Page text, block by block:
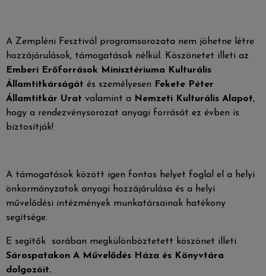
A Zempléni Fesztivál programsorozata nem jöhetne létre
hozzájárulások, támogatások nélkül. Köszönetet illeti az
Emberi Erőforrások Minisztériuma Kulturális
Államtitkárságát és személyesen
Fekete Péter
Államtitkár Urat valamint a Nemzeti Kulturális Alapot,
hogy a rendezvénysorozat anyagi forrását ez évben is
biztosítják!
A támogatások között igen fontos helyet foglal el a helyi
önkormányzatok anyagi hozzájárulása és a helyi
művelődési intézmények munkatársainak hatékony
segítsége.
E segítők sorában megkülönböztetett köszönet illeti
Sárospatakon A Művelődés Háza és Könyvtára
dolgozóit.